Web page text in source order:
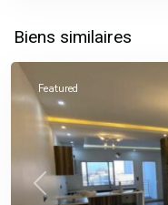
Biens similaires
Previous
Featured